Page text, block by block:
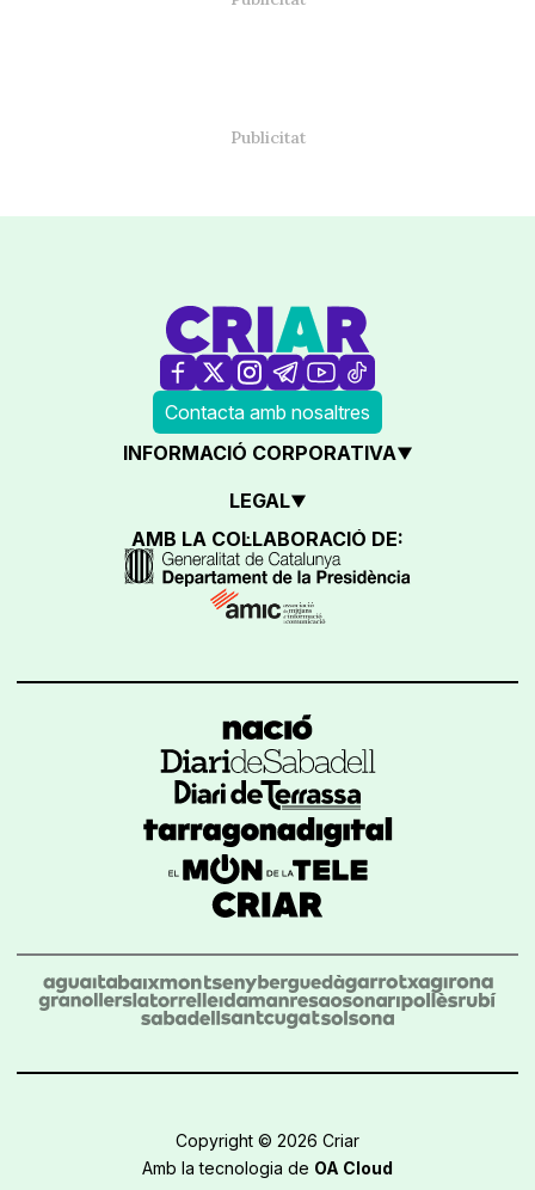
Contacta amb nosaltres
INFORMACIÓ CORPORATIVA
LEGAL
AMB LA COL·LABORACIÓ DE:
Copyright © 2026 Criar
Amb la tecnologia de OA Cloud